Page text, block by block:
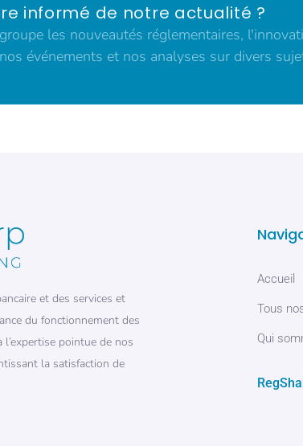
informé de notre actualité ?
les nouveautés réglementaires,
événements et nos analyses sur divers
et des services et
du fonctionnement des
pointue de nos
la satisfaction de
Accueil
Tous
Qui